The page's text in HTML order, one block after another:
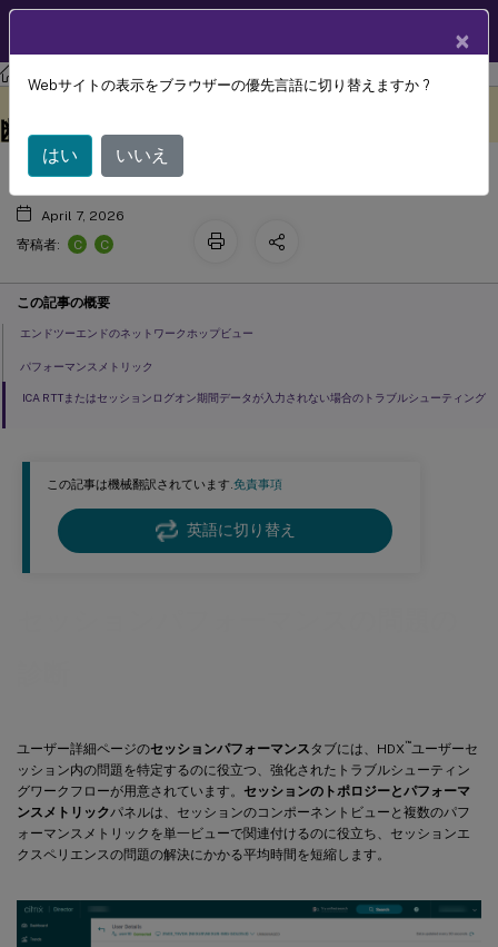
Citrix Virtual Apps and Desktops7 2511 Director
この記事は機械翻訳されています.免責事項
英語に切り替え
ユーザー詳細ページのセッションパフォーマンスタブには、HDX ™ ユーザーセ
ッション内の問題を特定するのに役立つ、強化されたトラブルシューティン
グワークフローが用意されています。 セッションのトポロジーとパフォーマ
ンスメトリックパネルは、セッションのコンポーネントビューと複数のパフ
ォーマンスメトリックを単一ビューで関連付けるのに役立ち、セッションエ
クスペリエンスの問題の解決にかかる平均時間を短縮します。
セッションパフォーマンスの問題の診
断
April 7, 2026
寄稿者:
C C
この記事の概要
エンドツーエンドのネットワークホップビュー
パフォーマンスメトリック
ICA RTTまたはセッションログオン期間データが入力されない場合のトラブルシューティング
×
Webサイトの表示をブラウザーの優先言語に切り替えますか ?
はい いいえ